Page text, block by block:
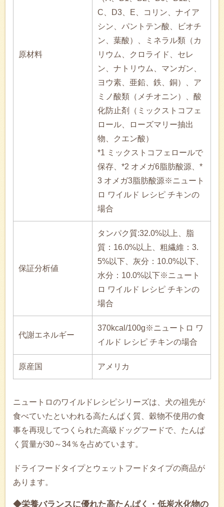
原材料
C、D3、E、コリン、ナイア
シン、パントテン酸、ビオチ
ン、葉酸）、ミネラル類（カ
リウム、クロライド、セレ
ン、ナトリウム、マンガン、
ヨウ素、亜鉛、鉄、銅）、ア
ミノ酸類（メチオニン）、酸
化防止剤（ミックストコフェ
ロール、ローズマリー抽出
物、クエン酸）
*1 ミックストコフェロールで
保存、*2 オメガ6脂肪酸源、*
3 オメガ3脂肪酸源※ニュート
ロ ワイルド レシピ チキンの
場合
保証分析値
タンパク質:32.0%以上、脂
質：16.0%以上、粗繊維：3.
5%以下、灰分：10.0%以下、
水分：10.0%以下※ニュート
ロ ワイルド レシピ チキンの
場合
代謝エネルギー
370kcal/100g※ニュートロ ワ
イルド レシピ チキンの場合
原産国 アメリカ
ニュートロのワイルドレシピシリーズは、犬の祖先が
食べていたといわれる高たんぱく質、穀物不使用の食
事を再現してつくられた高級ドッグフードで、たんぱ
く質量が30～34％を占めています。
ドライフードタイプとウェットフードタイプの商品が
あります。
◆栄養バランスに優れた高たんぱく・低炭水化物の